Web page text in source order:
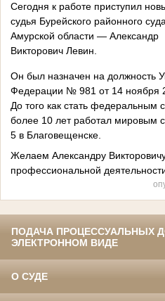
Сегодня к работе приступил
судья Бурейского районного суда
Амурской области — Александр
Викторович Левин.
Он был назначен на должность
Федерации № 981 от 14 ноября
До того как стать федеральным
более 10 лет работал мировым
5 в Благовещенске.
Желаем Александру
профессиональной
ПОДАЧА ПРОЦЕССУАЛЬНЫХ
ЭЛЕКТРОННОМ ВИДЕ
О СУДЕ